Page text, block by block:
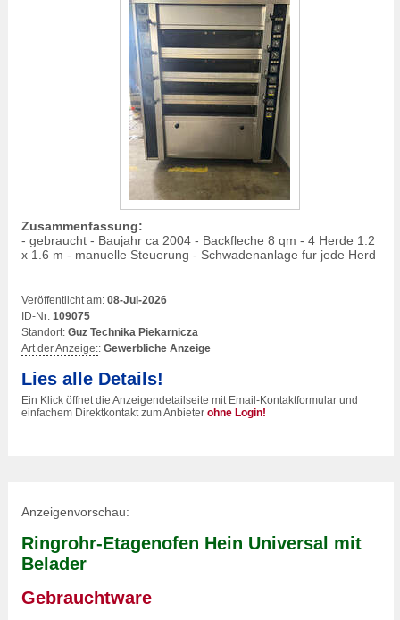
Zusammenfassung:
- gebraucht - Baujahr ca 2004 - Backfleche 8 qm - 4 Herde 1.2
x 1.6 m - manuelle Steuerung - Schwadenanlage fur jede Herd
Veröffentlicht am: 08-Jul-2026
ID-Nr: 109075
Standort: Guz Technika Piekarnicza
Art der Anzeige:: Gewerbliche Anzeige
Lies alle Details!
Ein Klick öffnet die Anzeigendetailseite mit Email-Kontaktformular und
einfachem Direktkontakt zum Anbieter ohne Login!
Anzeigenvorschau:
Ringrohr-Etagenofen Hein Universal mit
Belader
Gebrauchtware